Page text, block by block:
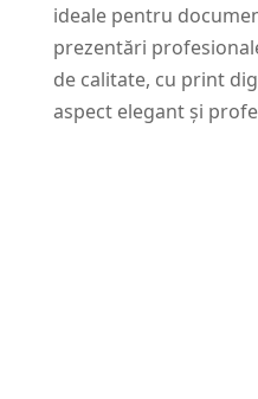
ideale pentru
prezentări
de calitate, cu print
aspect elegant și